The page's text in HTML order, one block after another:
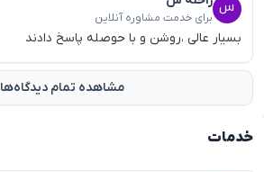
برای خدمت مشاوره آنلاین
بسیار عالی ،روشن و با حوصله پاسخ دادند
مشاهده تمام دیدگاه‌ها
خدمات